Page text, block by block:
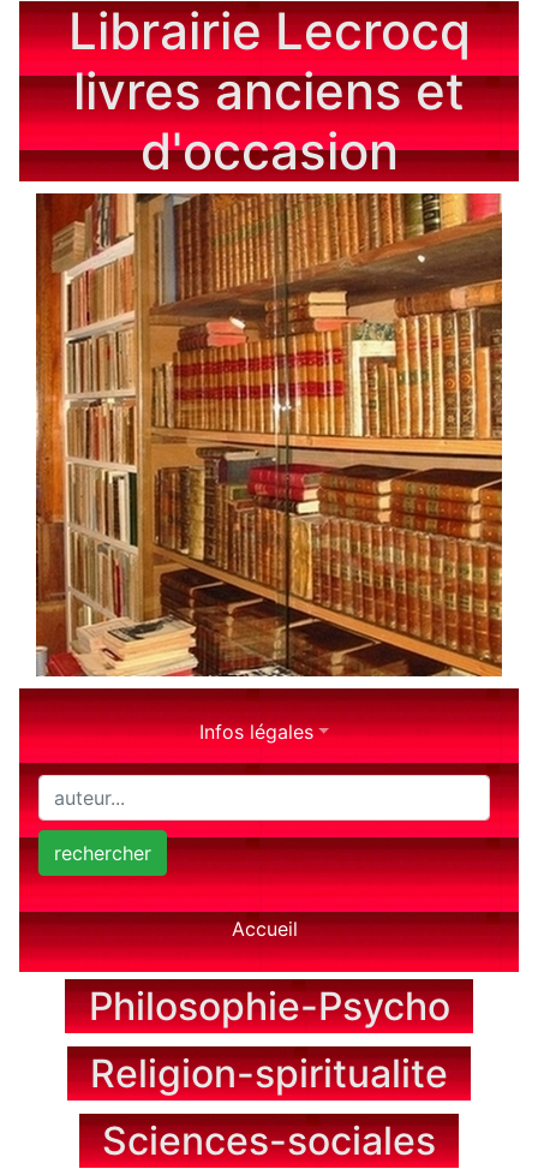
Librairie Lecrocq
livres anciens et
d'occasion
Infos légales
rechercher
Accueil
Philosophie-Psycho
Religion-spiritualite
Sciences-sociales